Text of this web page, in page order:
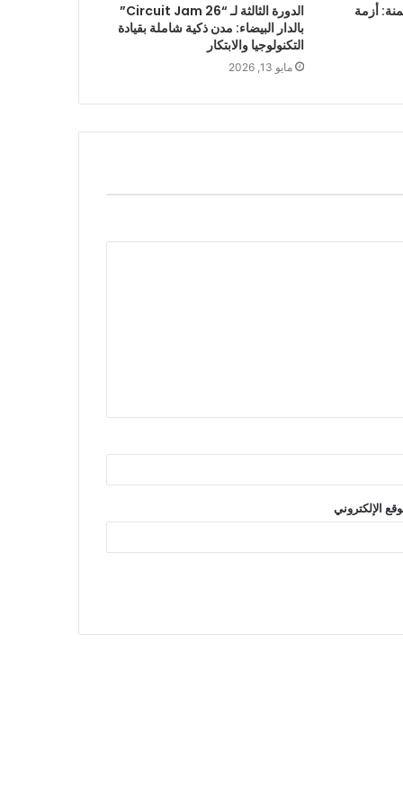
أزمة
الدورة الثالثة لـ “Circuit Jam 26”
بالدار البيضاء: مدن ذكية شاملة بقيادة
التكنولوجيا والابتكار
مايو 13, 2026
الإلكتروني